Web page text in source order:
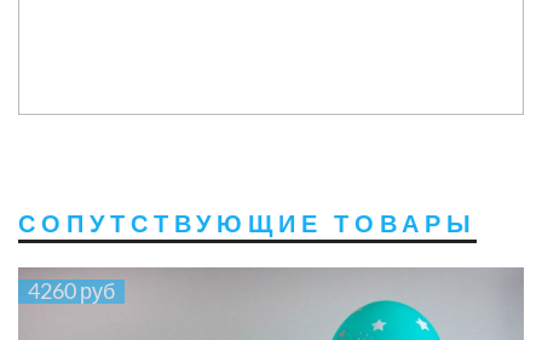
СОПУТСТВУЮЩИЕ ТОВАРЫ
4260 руб